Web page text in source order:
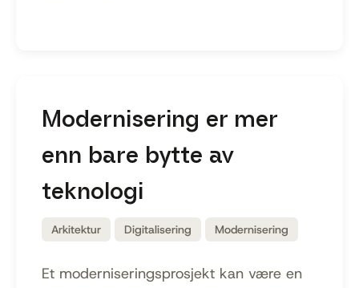
Modernisering er mer
enn bare bytte av
teknologi
Arkitektur Digitalisering Modernisering
Et moderniseringsprosjekt kan være en